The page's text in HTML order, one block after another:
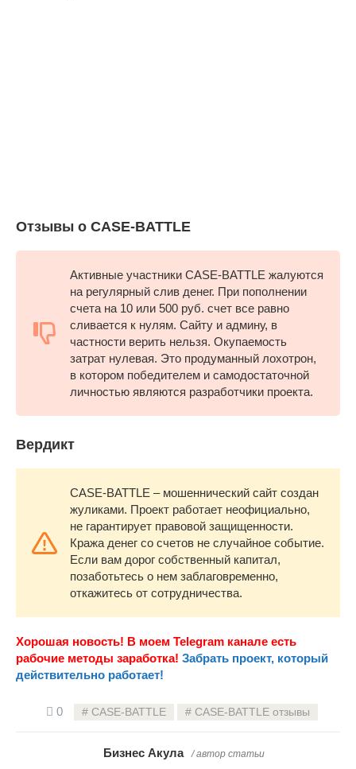
Отзывы о CASE-BATTLE
Активные участники CASE-BATTLE жалуются
на регулярный слив денег. При пополнении
счета на 10 или 500 руб. счет все равно
сливается к нулям. Сайту и админу, в
частности верить нельзя. Окупаемость
затрат нулевая. Это продуманный лохотрон,
в котором победителем и самодостаточной
личностью являются разработчики проекта.
Вердикт
CASE-BATTLE – мошеннический сайт создан
жуликами. Проект работает неофициально,
не гарантирует правовой защищенности.
Кража денег со счетов не случайное событие.
Если вам дорог собственный капитал,
позаботьтесь о нем заблаговременно,
откажитесь от сотрудничества.
Хорошая новость! В моем Telegram канале есть
рабочие методы заработка! Забрать проект, который
действительно работает!
0 CASE-BATTLE CASE-BATTLE отзывы
Бизнес Акула / автор статьи